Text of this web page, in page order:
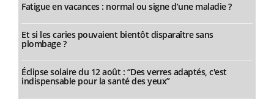
Fatigue en vacances : normal ou signe d’une maladie ?
Et si les caries pouvaient bientôt disparaître sans
plombage ?
Éclipse solaire du 12 août : “Des verres adaptés, c'est
indispensable pour la santé des yeux”